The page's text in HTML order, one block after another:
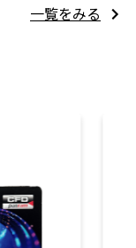
一覧をみる